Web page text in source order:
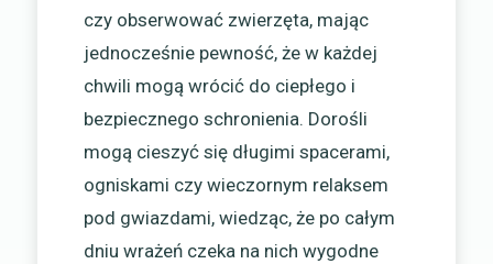
czy obserwować zwierzęta, mając
jednocześnie pewność, że w każdej
chwili mogą wrócić do ciepłego i
bezpiecznego schronienia. Dorośli
mogą cieszyć się długimi spacerami,
ogniskami czy wieczornym relaksem
pod gwiazdami, wiedząc, że po całym
dniu wrażeń czeka na nich wygodne